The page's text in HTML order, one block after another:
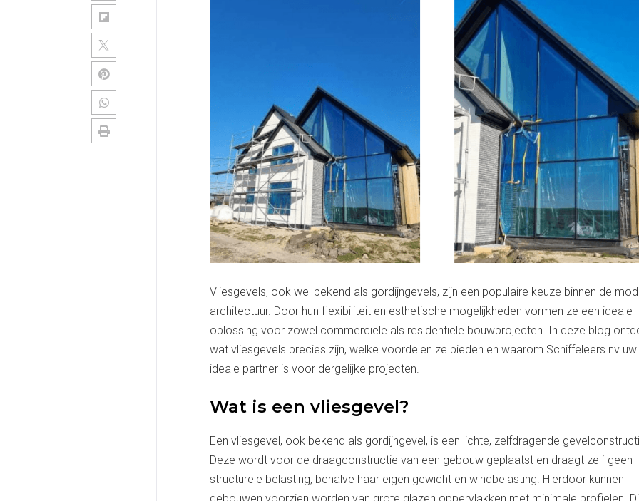
Vliesgevels, ook wel bekend als gordijngevels, zijn een populaire keuze binnen de
architectuur. Door hun flexibiliteit en esthetische mogelijkheden vormen ze een ideale
oplossing voor zowel commerciële als residentiële bouwprojecten. In deze blog
wat vliesgevels precies zijn, welke voordelen ze bieden en waarom Schiffeleers nv uw
ideale partner is voor dergelijke projecten.
Wat is een vliesgevel?
Een vliesgevel, ook bekend als gordijngevel, is een lichte, zelfdragende
Deze wordt voor de draagconstructie van een gebouw geplaatst en draagt zelf geen
structurele belasting, behalve haar eigen gewicht en windbelasting. Hierdoor kunnen